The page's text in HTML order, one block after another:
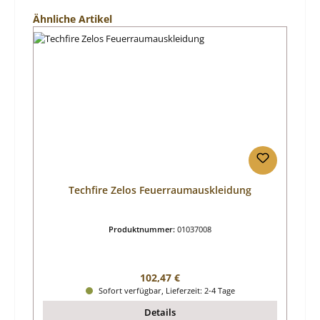
Produktgalerie überspringen
Ähnliche Artikel
Techfire Zelos Feuerraumauskleidung
Produktnummer: 01037008
Regulärer Preis:
102,47 €
Sofort verfügbar, Lieferzeit: 2-4 Tage
Details